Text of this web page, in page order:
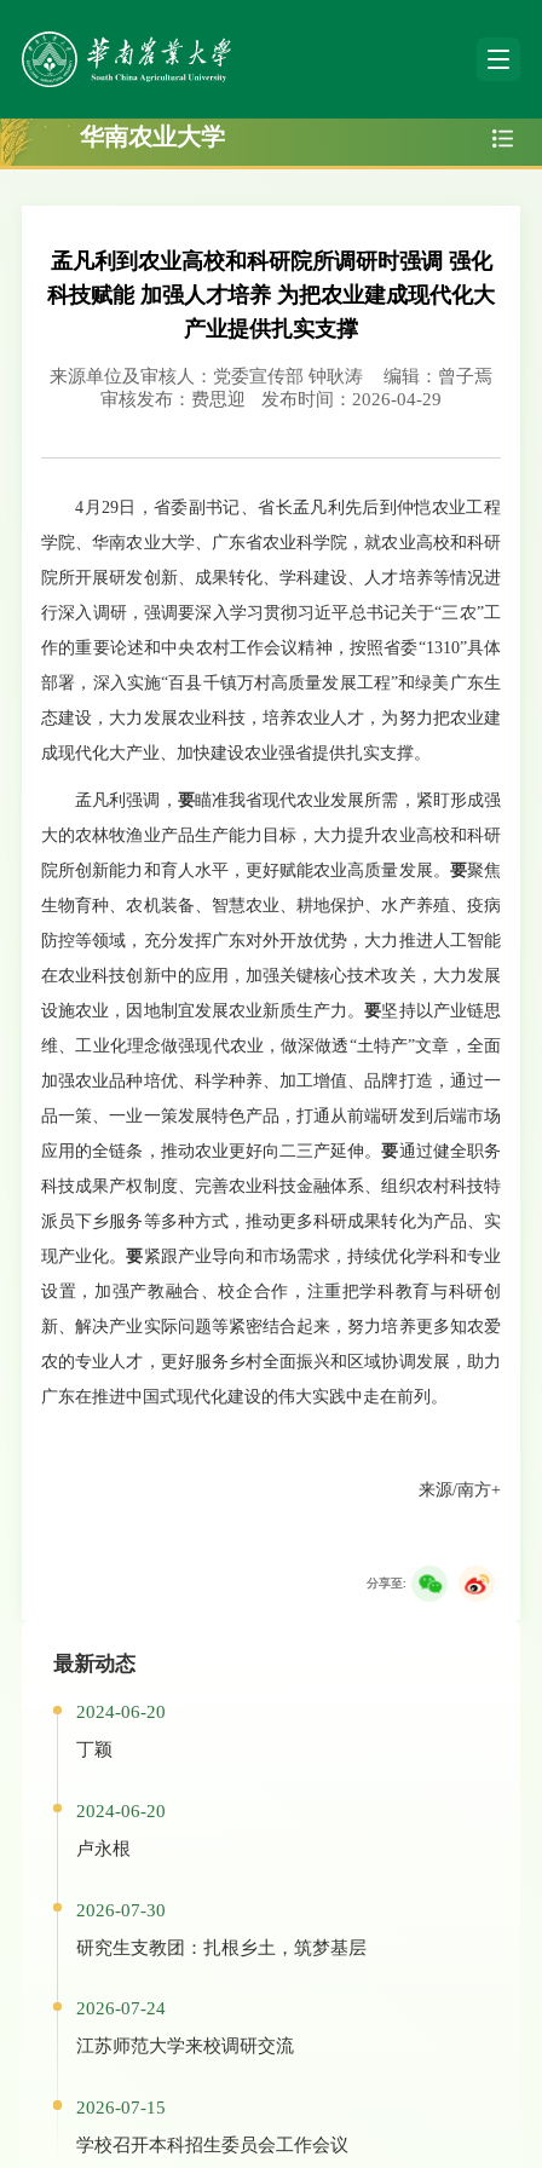
华南农业大学
孟凡利到农业高校和科研院所调研时强调 强化
科技赋能 加强人才培养 为把农业建成现代化大
产业提供扎实支撑
来源单位及审核人：党委宣传部 钟耿涛
编辑：曾子焉
审核发布：费思迎
发布时间：2026-04-29
4月29日，省委副书记、省长孟凡利先后到仲恺农业工程
学院、华南农业大学、广东省农业科学院，就农业高校和科研
院所开展研发创新、成果转化、学科建设、人才培养等情况进
行深入调研，强调要深入学习贯彻习近平总书记关于“三农”工
作的重要论述和中央农村工作会议精神，按照省委“1310”具体
部署，深入实施“百县千镇万村高质量发展工程”和绿美广东生
态建设，大力发展农业科技，培养农业人才，为努力把农业建
成现代化大产业、加快建设农业强省提供扎实支撑。
孟凡利强调， 要瞄准我省现代农业发展所需，紧盯形成强
大的农林牧渔业产品生产能力目标，大力提升农业高校和科研
院所创新能力和育人水平，更好赋能农业高质量发展。 要聚焦
生物育种、农机装备、智慧农业、耕地保护、水产养殖、疫病
防控等领域，充分发挥广东对外开放优势，大力推进人工智能
在农业科技创新中的应用，加强关键核心技术攻关，大力发展
设施农业，因地制宜发展农业新质生产力。要坚持以产业链思
维、工业化理念做强现代农业，做深做透“土特产”文章，全面
加强农业品种培优、科学种养、加工增值、品牌打造，通过一
品一策、一业一策发展特色产品，打通从前端研发到后端市场
应用的全链条，推动农业更好向二三产延伸。要通过健全职务
科技成果产权制度、完善农业科技金融体系、组织农村科技特
派员下乡服务等多种方式，推动更多科研成果转化为产品、实
现产业化。要紧跟产业导向和市场需求，持续优化学科和专业
设置，加强产教融合、校企合作，注重把学科教育与科研创
新、解决产业实际问题等紧密结合起来，努力培养更多知农爱
农的专业人才，更好服务乡村全面振兴和区域协调发展，助力
广东在推进中国式现代化建设的伟大实践中走在前列。
来源/南方+
分享至:
最新动态
2024-06-20
丁颖
2024-06-20
卢永根
2026-07-30
研究生支教团：扎根乡土，筑梦基层
2026-07-24
江苏师范大学来校调研交流
2026-07-15
学校召开本科招生委员会工作会议